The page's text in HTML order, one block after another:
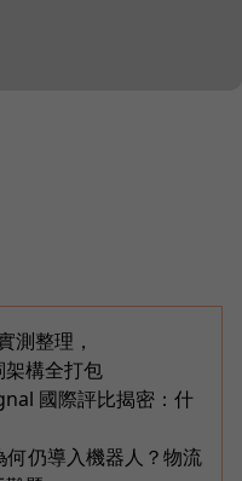
測整理，
構全打包
國際評比揭密：什
仍導入機器人？物流